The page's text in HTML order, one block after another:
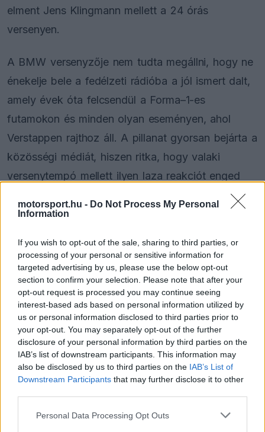
motorsport.hu - Do Not Process My Personal
Information
If you wish to opt-out of the sale, sharing to third parties, or
processing of your personal or sensitive information for
targeted advertising by us, please use the below opt-out
section to confirm your selection. Please note that after your
opt-out request is processed you may continue seeing
interest-based ads based on personal information utilized by
us or personal information disclosed to third parties prior to
your opt-out. You may separately opt-out of the further
disclosure of your personal information by third parties on the
IAB’s list of downstream participants. This information may
also be disclosed by us to third parties on the IAB’s List of
Downstream Participants that may further disclose it to other
Please note that this website/app uses one or more Google
Personal Data Processing Opt Outs
elment Jens Klingmann mellett a 24 órás
versenyen.
A BMW versenyzője nem tudta megállni, hogy ne
énekelje bele a fedélzeti rádióba a jól ismert dalt,
amely évek óta felcsendül a Forma–1-es
futamokon és minden olyan eseményen, ahol
Verstappen rajthoz áll. A pillanat gyorsan bejárta a
közösségi médiát, hiszen ritka, hogy valaki
versenytempó mellett ilyen laza reakciót enged
Video
is
This
is
a
modal
window.
The media could not be loaded, either because
the server or network failed or because the format
is not supported.
Klingmann később elismerte, hogy a zenei
adta magát a helyzet, amikor a holland elrobogott